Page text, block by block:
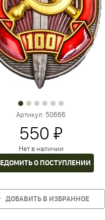
Артикул: 50666
550 ₽
Нет в наличии
О ПОСТУПЛЕНИИ
ДОБАВИТЬ В ИЗБРАННОЕ